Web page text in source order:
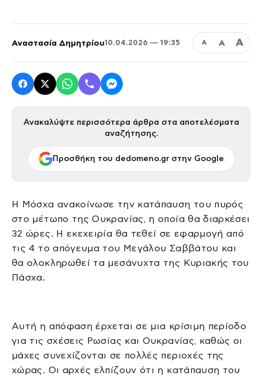
Αναστασία Δημητρίου10.04.2026 — 19:35 Α Α Α
Ανακαλύψτε περισσότερα άρθρα στα αποτελέσματα
αναζήτησης.
Προσθήκη του dedomeno.gr στην Google
Η Μόσχα ανακοίνωσε την κατάπαυση του πυρός
στο μέτωπο της Ουκρανίας, η οποία θα διαρκέσει
32 ώρες. Η εκεχειρία θα τεθεί σε εφαρμογή από
τις 4 το απόγευμα του Μεγάλου Σαββάτου και
θα ολοκληρωθεί τα μεσάνυχτα της Κυριακής του
Πάσχα.
Αυτή η απόφαση έρχεται σε μια κρίσιμη περίοδο
για τις σχέσεις Ρωσίας και Ουκρανίας, καθώς οι
μάχες συνεχίζονται σε πολλές περιοχές της
χώρας. Οι αρχές ελπίζουν ότι η κατάπαυση του